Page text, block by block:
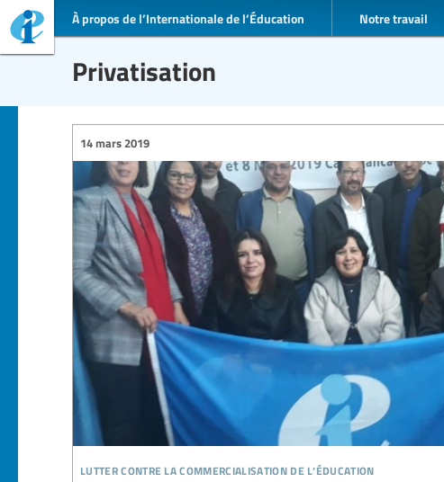
À propos de l’Internationale de l’Éducation Notre travail
Privatisation
lutter contre la commercialisation de l’éducation
14 mars 2019